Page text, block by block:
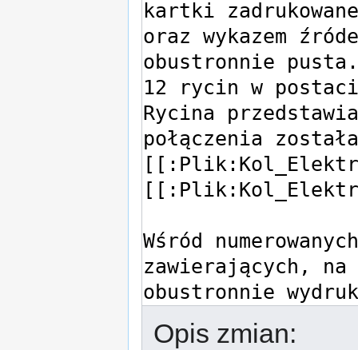
Opis zmian: